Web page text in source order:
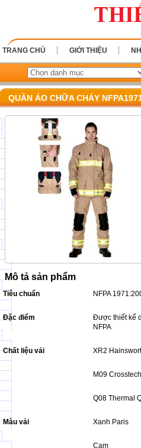
TRANG CHỦ GIỚI THIỆU
QUẦN ÁO CHỮA CHÁY
Mô tả sản phẩm
Tiêu chuẩn NFPA
Đặc điểm
Được thiết kế
NFPA
Chất liệu vải XR2
M09 Crosstech
Q08 Thermal
Màu vải Xanh Paris
Cam